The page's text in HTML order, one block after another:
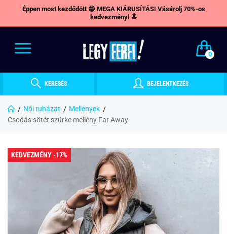
Éppen most kezdődött 😁 MEGA KIÁRUSÍTÁS! Vásárolj 70%-os
kedvezményl 🔝
0
KERESÉS BEJELENTKEZÉS
Női ruházat
Mellények
Csodás sötét szürke mellény Far Away
KEDVEZMÉNY -17%